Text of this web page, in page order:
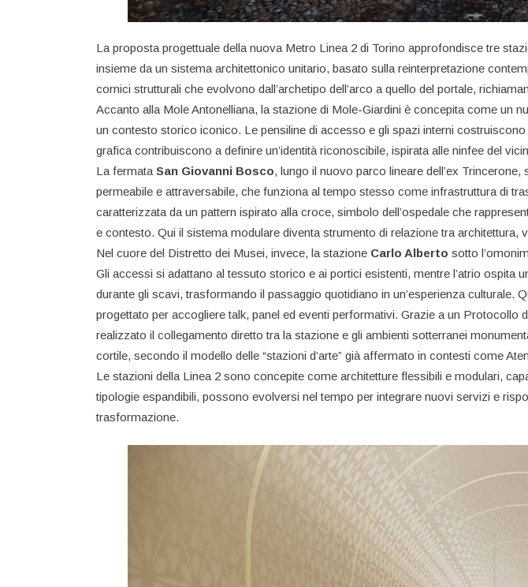
La proposta progettuale della nuova Metro Linea 2 di Torino approfondisce tre
insieme da un sistema architettonico unitario, basato sulla reinterpretazione
cornici strutturali che evolvono dall’archetipo dell’arco a quello del portale,
Accanto alla Mole Antonelliana, la stazione di Mole-Giardini è concepita come un
un contesto storico iconico. Le pensiline di accesso e gli spazi interni
grafica contribuiscono a definire un’identità riconoscibile, ispirata alle ninfee del
La fermata San Giovanni Bosco, lungo il nuovo parco lineare dell’ex
permeabile e attraversabile, che funziona al tempo stesso come infrastruttura di
caratterizzata da un pattern ispirato alla croce, simbolo dell’ospedale che
e contesto. Qui il sistema modulare diventa strumento di relazione tra architettura,
Nel cuore del Distretto dei Musei, invece, la stazione Carlo Alberto sotto
Gli accessi si adattano al tessuto storico e ai portici esistenti, mentre l’atrio
durante gli scavi, trasformando il passaggio quotidiano in un’esperienza culturale.
progettato per accogliere talk, panel ed eventi performativi. Grazie a un
realizzato il collegamento diretto tra la stazione e gli ambienti sotterranei
cortile, secondo il modello delle “stazioni d’arte” già affermato in contesti come
Le stazioni della Linea 2 sono concepite come architetture flessibili e modulari,
tipologie espandibili, possono evolversi nel tempo per integrare nuovi servizi e
trasformazione.